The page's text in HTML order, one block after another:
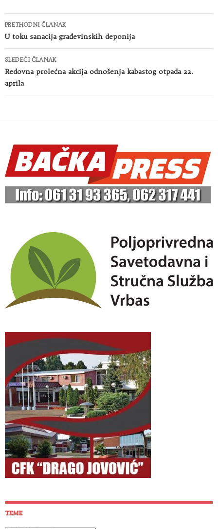
Kretanje
članaka
PRETHODNI ČLANAK
U toku sanacija građevinskih deponija
SLEDEĆI ČLANAK
Redovna prolećna akcija odnošenja kabastog otpada 22.
aprila
TEME